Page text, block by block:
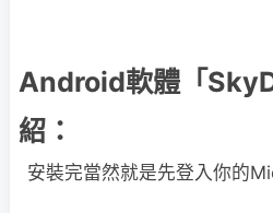
Android軟體「
紹：
安裝完當然就是先登入你的